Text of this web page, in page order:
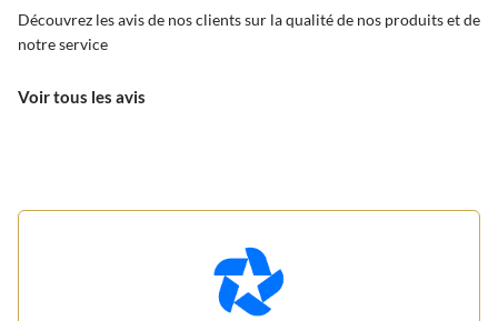
Découvrez les avis de nos clients sur la qualité de nos produits et de
notre service
Voir tous les avis